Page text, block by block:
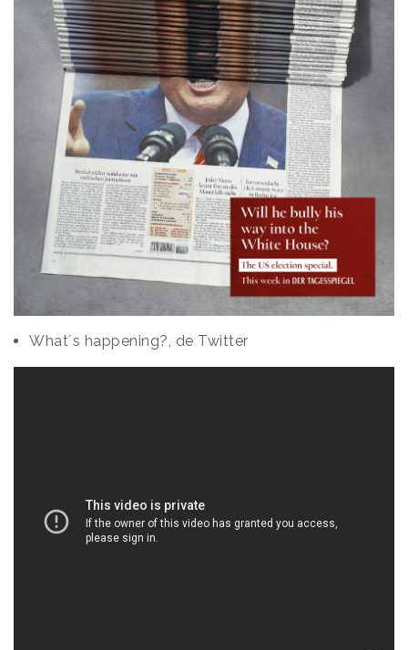
What´s happening?, de Twitter